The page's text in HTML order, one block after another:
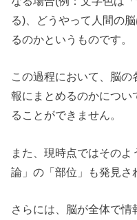
る)、どうやって人間の
るのかというものです。
この過程において、脳
報にまとめるのかについ
ることができません。
また、現時点ではその
論」の「部位」も発見さ
さらには、脳が全体で